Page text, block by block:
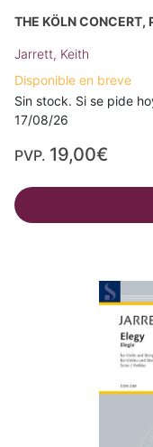
THE KÖLN CONCERT,
Jarrett, Keith
Disponible en breve
Sin stock. Si se pide
17/08/26
PVP. 19,00€